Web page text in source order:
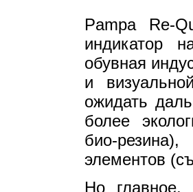
Pampa Re-
индикатор
обувная
и
ожидать
более
био-
элементов
Но